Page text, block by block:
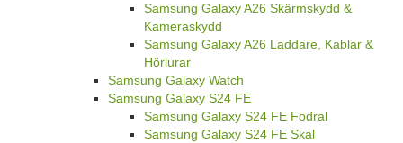
Samsung Galaxy A26 Skärmskydd &
Kameraskydd
Samsung Galaxy A26 Laddare, Kablar &
Hörlurar
Samsung Galaxy Watch
Samsung Galaxy S24 FE
Samsung Galaxy S24 FE Fodral
Samsung Galaxy S24 FE Skal